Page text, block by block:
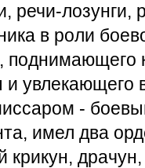
речи-лозунги,
в роли
поднимающего
и
-
имел два
крикун,